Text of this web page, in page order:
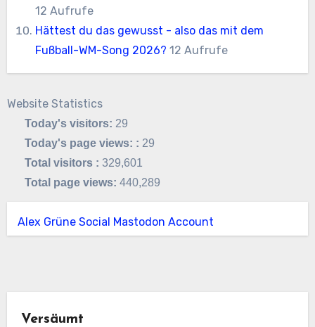
12 Aufrufe
Hättest du das gewusst - also das mit dem
Fußball-WM-Song 2026? 12 Aufrufe
Website Statistics
Today's visitors: 29
Today's page views: : 29
Total visitors :329,601
Total page views:440,289
Alex Grüne Social Mastodon Account
Versäumt